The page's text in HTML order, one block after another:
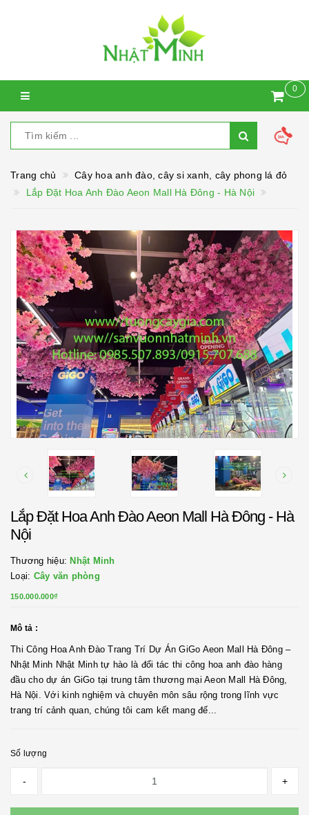
0
Trang chủ
Cây hoa anh đào, cây si xanh, cây phong lá đỏ
Lắp Đặt Hoa Anh Đào Aeon Mall Hà Đông - Hà Nội
Lắp Đặt Hoa Anh Đào Aeon Mall Hà Đông - Hà
Nội
Thương hiệu: Nhật Minh
Loại: Cây văn phòng
150.000.000₫
Mô tả :
Thi Công Hoa Anh Đào Trang Trí Dự Án GiGo Aeon Mall Hà Đông –
Nhật Minh Nhật Minh tự hào là đối tác thi công hoa anh đào hàng
đầu cho dự án GiGo tại trung tâm thương mại Aeon Mall Hà Đông,
Hà Nội. Với kinh nghiệm và chuyên môn sâu rộng trong lĩnh vực
trang trí cảnh quan, chúng tôi cam kết mang đế...
Số lượng
- +